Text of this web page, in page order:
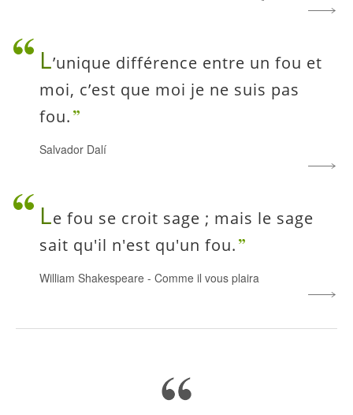
L’unique différence entre un fou et
moi, c’est que moi je ne suis pas
fou.
Salvador Dalí
Le fou se croit sage ; mais le sage
sait qu'il n'est qu'un fou.
William Shakespeare - Comme il vous plaira